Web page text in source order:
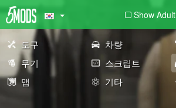
Show Adult
도구 차량
무기
스크립트
맵
기타